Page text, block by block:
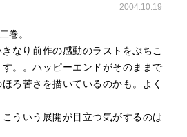
2004.10.19
巻。
り前作の感動のラストをぶちこ
。。ハッピーエンドがそのままで
ろ苦さを描いているのかも。よく
こういう展開が目立つ気がするのは